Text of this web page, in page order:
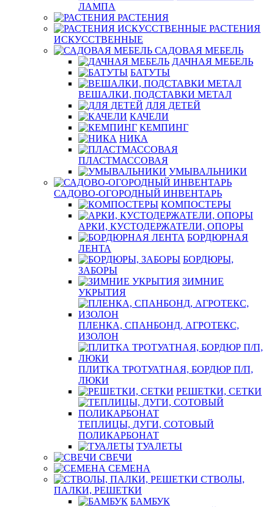
ЛАМПА
РАСТЕНИЯ
РАСТЕНИЯ
ИСКУССТВЕННЫЕ
САДОВАЯ МЕБЕЛЬ
ДАЧНАЯ МЕБЕЛЬ
БАТУТЫ
ВЕШАЛКИ, ПОДСТАВКИ МЕТАЛ
ДЛЯ ДЕТЕЙ
КАЧЕЛИ
КЕМПИНГ
НИКА
ПЛАСТМАССОВАЯ
УМЫВАЛЬНИКИ
САДОВО-ОГОРОДНЫЙ ИНВЕНТАРЬ
КОМПОСТЕРЫ
АРКИ, КУСТОДЕРЖАТЕЛИ, ОПОРЫ
БОРДЮРНАЯ
ЛЕНТА
БОРДЮРЫ,
ЗАБОРЫ
ЗИМНИЕ
УКРЫТИЯ
ПЛЕНКА, СПАНБОНД, АГРОТЕКС,
ИЗОЛОН
ПЛИТКА ТРОТУАТНАЯ, БОРДЮР П/П,
ЛЮКИ
РЕШЕТКИ, СЕТКИ
ТЕПЛИЦЫ, ДУГИ, СОТОВЫЙ
ПОЛИКАРБОНАТ
ТУАЛЕТЫ
СВЕЧИ
СЕМЕНА
СТВОЛЫ,
ПАЛКИ, РЕШЕТКИ
БАМБУК